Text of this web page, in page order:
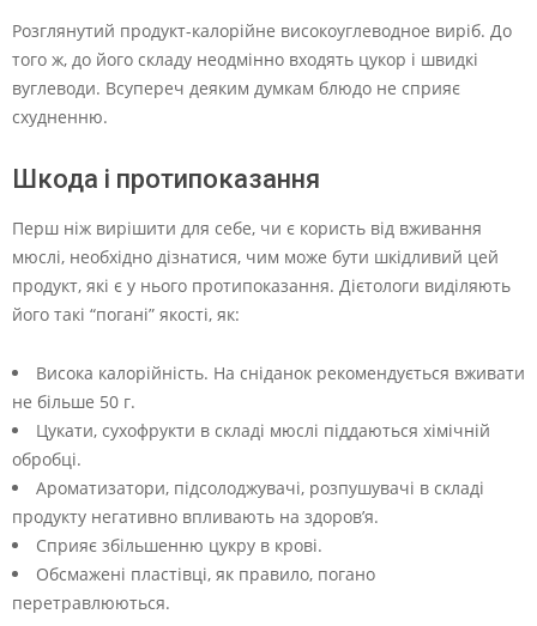
Розглянутий продукт-калорійне високоуглеводное виріб. До
того ж, до його складу неодмінно входять цукор і швидкі
вуглеводи. Всупереч деяким думкам блюдо не сприяє
схудненню.
Шкода і протипоказання
Перш ніж вирішити для себе, чи є користь від вживання
мюслі, необхідно дізнатися, чим може бути шкідливий цей
продукт, які є у нього протипоказання. Дієтологи виділяють
його такі “погані” якості, як:
Висока калорійність. На сніданок рекомендується вживати
не більше 50 г.
Цукати, сухофрукти в складі мюслі піддаються хімічній
обробці.
Ароматизатори, підсолоджувачі, розпушувачі в складі
продукту негативно впливають на здоров’я.
Сприяє збільшенню цукру в крові.
Обсмажені пластівці, як правило, погано
перетравлюються.